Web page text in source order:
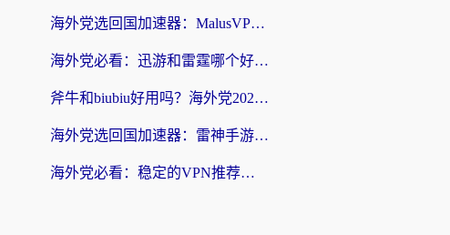
海外党选回国加速器：MalusVPN好用吗？和快帆VPN哪个好？附真实对比与避坑指南
海外党必看：迅游和雷霆哪个好？3分钟教你选对回国加速器，无缝刷国内剧玩手游
斧牛和biubiu好用吗？海外党2026亲测回国加速器指南，附番茄加速器深度体验
海外党选回国加速器：雷神手游和洞见哪个好？附iPhone免费VPN推荐及ChickCNUfunR实测
海外党必看：稳定的VPN推荐及回国加速器选择全攻略——告别地域限制，轻松刷国内资源